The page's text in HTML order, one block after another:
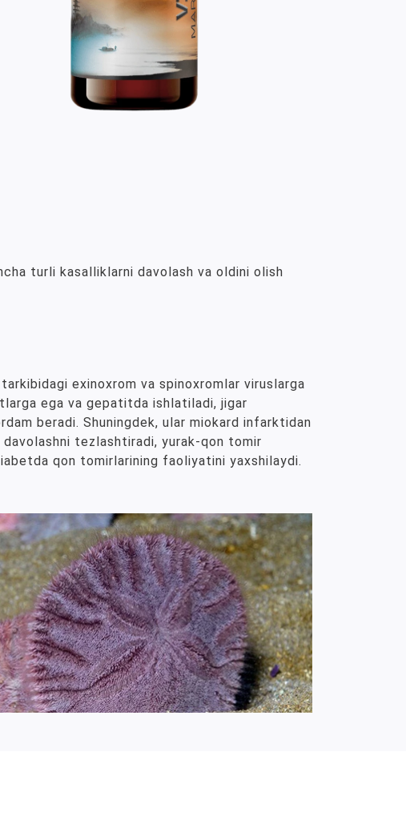
turli kasalliklarni davolash va oldini olish
exinoxrom va spinoxromlar viruslarga
ega va gepatitda ishlatiladi, jigar
beradi. Shuningdek, ular miokard infarktidan
davolashni tezlashtiradi, yurak-qon tomir
qon tomirlarining faoliyatini yaxshilaydi.